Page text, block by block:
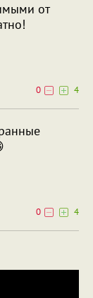
от
0
4
0
4